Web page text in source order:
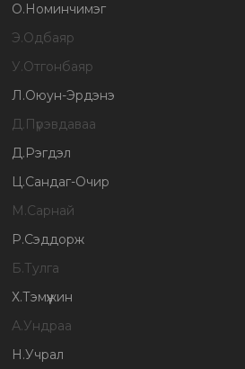
О.Номинчимэг
Э.Одбаяр
У.Отгонбаяр
Л.Оюун-Эрдэнэ
Д.Пүрэвдаваа
Д.Рэгдэл
Ц.Сандаг-Очир
М.Сарнай
Р.Сэддорж
Б.Тулга
Х.Тэмүүжин
А.Ундраа
Н.Учрал